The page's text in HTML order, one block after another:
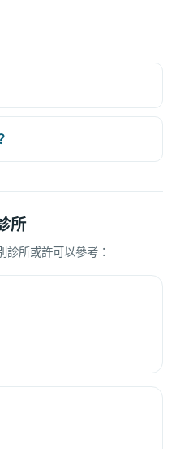
所
所或許可以參考：